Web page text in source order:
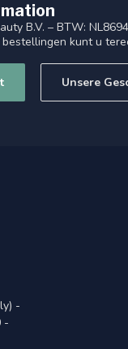
B.V. – BTW:
kunt u
Unsere
-
-